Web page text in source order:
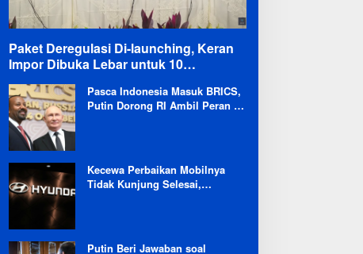
Paket Deregulasi Di-launching, Keran
Impor Dibuka Lebar untuk 10
Komoditas
Pasca Indonesia Masuk BRICS,
Putin Dorong RI Ambil Peran di
Kecewa Perbaikan Mobilnya
Tidak Kunjung Selesai,
Putin Beri Jawaban soal